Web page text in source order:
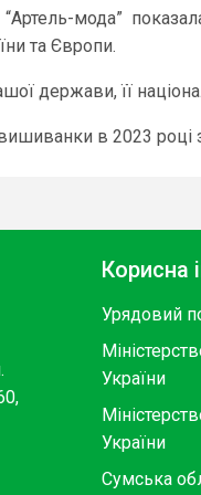
“Артель-мода”
та Європи.
держави, її
в 2023 році
Корисна
Урядовий
України
України
Сумська